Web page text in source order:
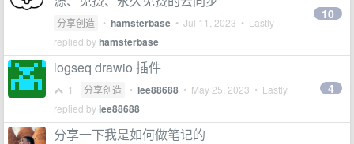
分享创造 • hamsterbase • Jul 11, 2023 • Lastly
replied byhamsterbase
10
logseq drawio 插件
1 分享创造 • lee88688 • May 25, 2023 • Lastly
replied bylee88688
4
分享一下我是如何做笔记的